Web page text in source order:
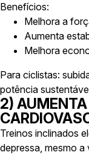
Benefícios:
Melhora a
Aumenta
Melhora
Para ciclistas:
potência
2)
Treinos inclinados
depressa, mesmo